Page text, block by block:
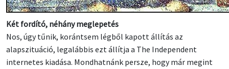
Két fordító, néhány meglepetés
Nos, úgy tűnik, korántsem légből kapott állítás az
alapszituáció, legalábbis ezt állítja a The Independent
internetes kiadása. Mondhatnánk persze, hogy már megint